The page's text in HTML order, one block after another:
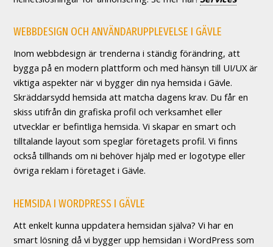
WEBBDESIGN OCH ANVÄNDARUPPLEVELSE I GÄVLE
Inom webbdesign är trenderna i ständig förändring, att
bygga på en modern plattform och med hänsyn till UI/UX är
viktiga aspekter när vi bygger din nya hemsida i Gävle.
Skräddarsydd hemsida att matcha dagens krav. Du får en
skiss utifrån din grafiska profil och verksamhet eller
utvecklar er befintliga hemsida. Vi skapar en smart och
tilltalande layout som speglar företagets profil. Vi finns
också tillhands om ni behöver hjälp med er logotype eller
övriga reklam i företaget i Gävle.
HEMSIDA I WORDPRESS I GÄVLE
Att enkelt kunna uppdatera hemsidan själva? Vi har en
smart lösning då vi bygger upp hemsidan i WordPress som